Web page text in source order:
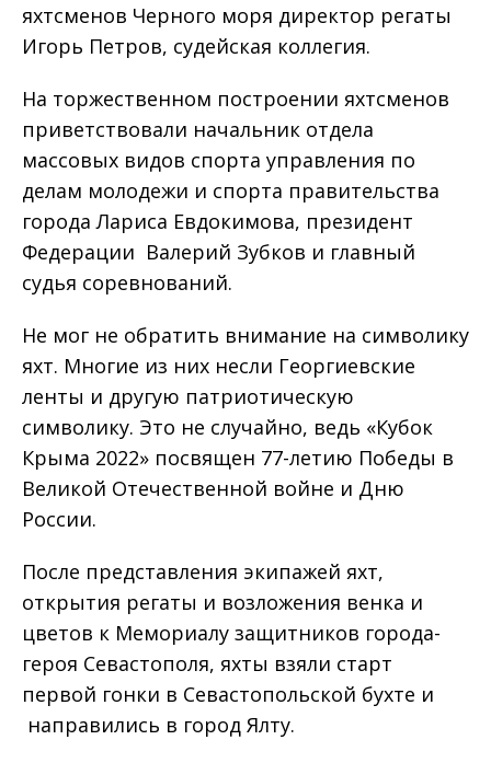
яхтсменов Черного моря директор регаты
Игорь Петров, судейская коллегия.
На торжественном построении яхтсменов
приветствовали начальник отдела
массовых видов спорта управления по
делам молодежи и спорта правительства
города Лариса Евдокимова, президент
Федерации Валерий Зубков и главный
судья соревнований.
Не мог не обратить внимание на символику
яхт. Многие из них несли Георгиевские
ленты и другую патриотическую
символику. Это не случайно, ведь «Кубок
Крыма 2022» посвящен 77-летию Победы в
Великой Отечественной войне и Дню
России.
После представления экипажей яхт,
открытия регаты и возложения венка и
цветов к Мемориалу защитников города-
героя Севастополя, яхты взяли старт
первой гонки в Севастопольской бухте и
направились в город Ялту.